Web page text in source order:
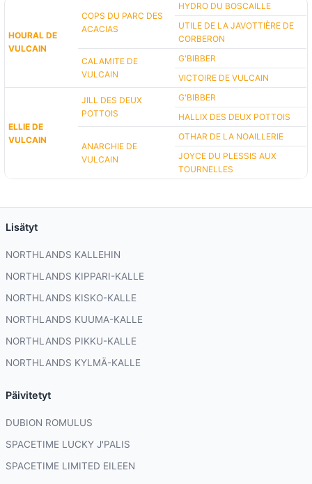
HOURAL DE
VULCAIN
COPS DU PARC DES
ACACIAS
HYDRO DU BOSCAILLE
UTILE DE LA JAVOTTIÈRE DE
CORBERON
CALAMITE DE
VULCAIN
G'BIBBER
VICTOIRE DE VULCAIN
ELLIE DE
VULCAIN
JILL DES DEUX
POTTOIS
G'BIBBER
HALLIX DES DEUX POTTOIS
ANARCHIE DE
VULCAIN
OTHAR DE LA NOAILLERIE
JOYCE DU PLESSIS AUX
TOURNELLES
Lisätyt
NORTHLANDS KALLEHIN
NORTHLANDS KIPPARI-KALLE
NORTHLANDS KISKO-KALLE
NORTHLANDS KUUMA-KALLE
NORTHLANDS PIKKU-KALLE
NORTHLANDS KYLMÄ-KALLE
Päivitetyt
DUBION ROMULUS
SPACETIME LUCKY J'PALIS
SPACETIME LIMITED EILEEN